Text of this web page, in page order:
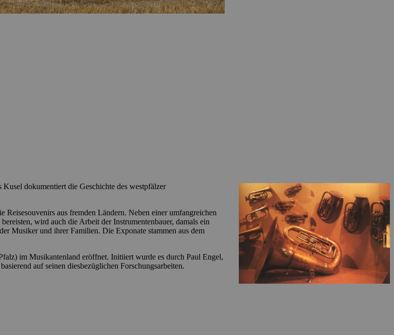
dokumentiert die Geschichte des westpfälzer
aus fremden Ländern. Neben einer umfangreichen
wird auch die Arbeit der Instrumentenbauer, damals ein
Musiker und ihrer Familien. Die Exponate stammen aus dem
im Musikantenland eröffnet. Initiiert wurde es durch Paul Engel,
auf seinen diesbezüglichen Forschungsarbeiten.